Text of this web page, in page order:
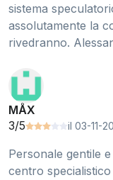
sistema
assolutamente la
rivedranno.
MÅX
3/5
il 03-11-
Personale gentile
centro